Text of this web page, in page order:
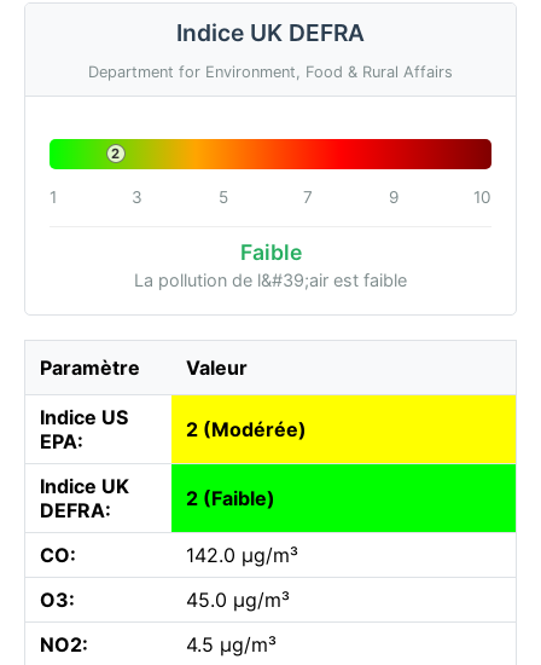
Indice UK DEFRA
Department for Environment, Food & Rural Affairs
2
1 3 5 7 9 10
Faible
La pollution de l&#39;air est faible
Paramètre Valeur
Indice US
EPA:
2 (Modérée)
Indice UK
DEFRA:
2 (Faible)
CO:
142.0 µg/m³
O3:
45.0 µg/m³
NO2:
4.5 µg/m³